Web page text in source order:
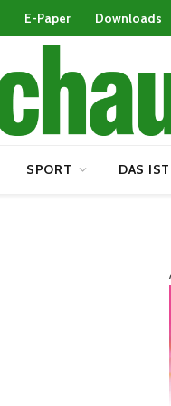
E-Paper Downloads
SPORT DAS